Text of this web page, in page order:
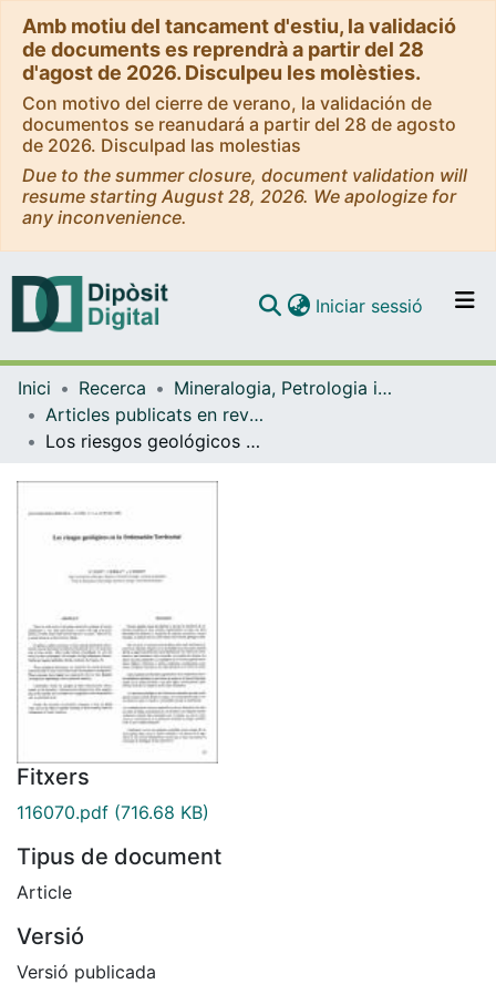
Amb motiu del tancament d'estiu, la validació
de documents es reprendrà a partir del 28
d'agost de 2026. Disculpeu les molèsties.
Con motivo del cierre de verano, la validación de
documentos se reanudará a partir del 28 de agosto
de 2026. Disculpad las molestias
Due to the summer closure, document validation will
resume starting August 28, 2026. We apologize for
any inconvenience.
Navega per tot el DD
Iniciar sessió (current)
Inici Recerca
Mineralogia, Petrologia i Geologia Aplicada
Articles publicats en revistes (Mineralogia, Petrologia i Geologia Aplicada)
Los riesgos geológicos y Ordenación Territorial
Fitxers
116070.pdf (716.68 KB)
Tipus de document
Article
Versió
Versió publicada